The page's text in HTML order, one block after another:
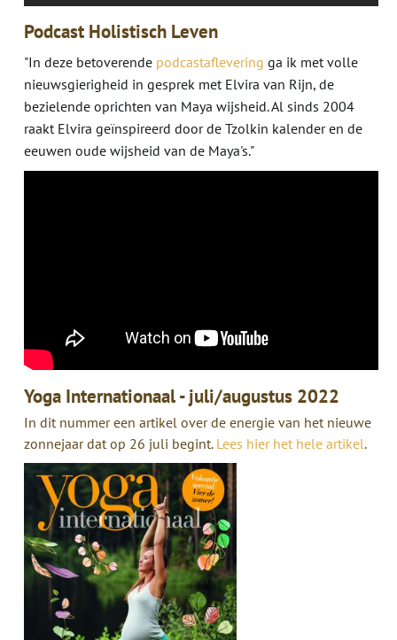
Podcast Holistisch Leven
"In deze betoverende podcastaflevering ga ik met volle
nieuwsgierigheid in gesprek met Elvira van Rijn, de
bezielende oprichten van Maya wijsheid. Al sinds 2004
raakt Elvira geïnspireerd door de Tzolkin kalender en de
eeuwen oude wijsheid van de Maya's."
Yoga Internationaal - juli/augustus 2022
In dit nummer een artikel over de energie van het nieuwe
zonnejaar dat op 26 juli begint. Lees hier het hele artikel.